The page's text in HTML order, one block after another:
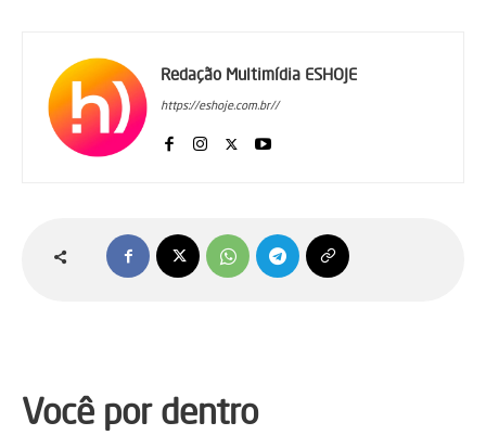
Redação Multimídia ESHOJE
https://eshoje.com.br//
Você por dentro